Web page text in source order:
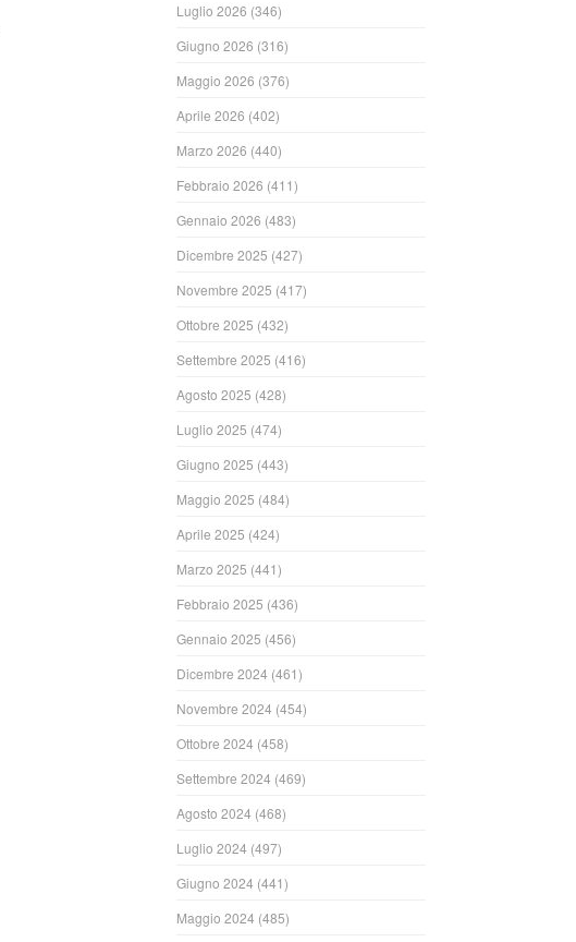
Luglio 2026 (346)
Giugno 2026 (316)
Maggio 2026 (376)
Aprile 2026 (402)
Marzo 2026 (440)
Febbraio 2026 (411)
Gennaio 2026 (483)
Dicembre 2025 (427)
Novembre 2025 (417)
Ottobre 2025 (432)
Settembre 2025 (416)
Agosto 2025 (428)
Luglio 2025 (474)
Giugno 2025 (443)
Maggio 2025 (484)
Aprile 2025 (424)
Marzo 2025 (441)
Febbraio 2025 (436)
Gennaio 2025 (456)
Dicembre 2024 (461)
Novembre 2024 (454)
Ottobre 2024 (458)
Settembre 2024 (469)
Agosto 2024 (468)
Luglio 2024 (497)
Giugno 2024 (441)
Maggio 2024 (485)